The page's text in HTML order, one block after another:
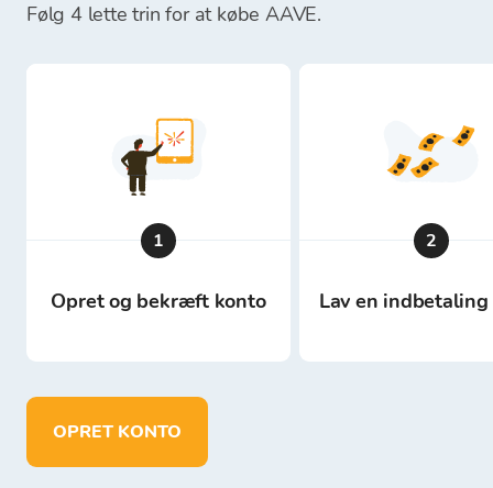
Følg 4 lette trin for at købe AAVE.
1
Opret og bekræft konto
2
Lav en indbetaling
OPRET KONTO